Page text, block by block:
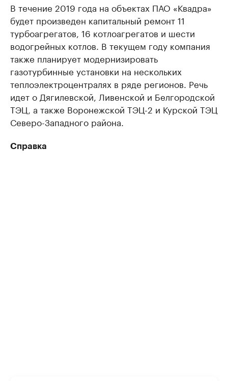
В течение 2019 года на объектах ПАО «Квадра»
будет произведен капитальный ремонт 11
турбоагрегатов, 16 котлоагрегатов и шести
водогрейных котлов. В текущем году компания
также планирует модернизировать
газотурбинные установки на нескольких
теплоэлектроцентралях в ряде регионов. Речь
идет о Дягилевской, Ливенской и Белгородской
ТЭЦ, а также Воронежской ТЭЦ-2 и Курской ТЭЦ
Северо-Западного района.
Справка